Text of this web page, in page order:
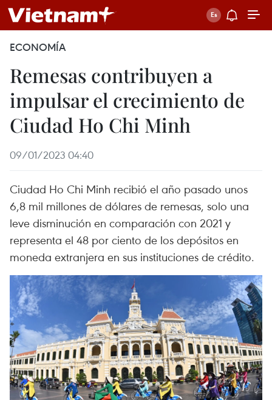
ECONOMÍA
Remesas contribuyen a
impulsar el crecimiento de
Ciudad Ho Chi Minh
09/01/2023 04:40
Ciudad Ho Chi Minh recibió el año pasado unos
6,8 mil millones de dólares de remesas, solo una
leve disminución en comparación con 2021 y
representa el 48 por ciento de los depósitos en
moneda extranjera en sus instituciones de crédito.